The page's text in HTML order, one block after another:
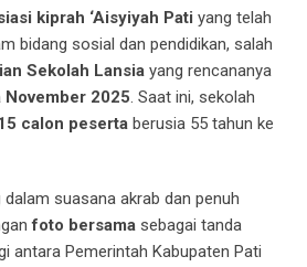
kiprah ‘Aisyiyah Pati yang telah
bidang sosial dan pendidikan, salah
Sekolah Lansia yang rencananya
2025. Saat ini, sekolah
calon peserta berusia 55 tahun ke
suasana akrab dan penuh
foto bersama sebagai tanda
antara Pemerintah Kabupaten Pati